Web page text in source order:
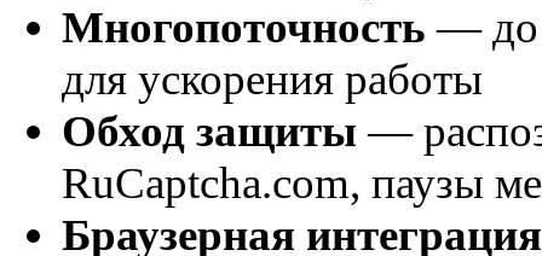
Многопоточность — до
для ускорения работы
Обход защиты —
RuCaptcha.com, паузы
Браузерная интеграция